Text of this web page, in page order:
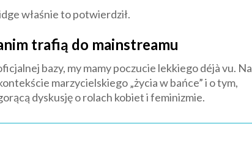
właśnie to potwierdził.
trafią do mainstreamu
bazy, my mamy poczucie lekkiego déjà vu. Na
marzycielskiego „życia w bańce” i o tym,
dyskusję o rolach kobiet i feminizmie.